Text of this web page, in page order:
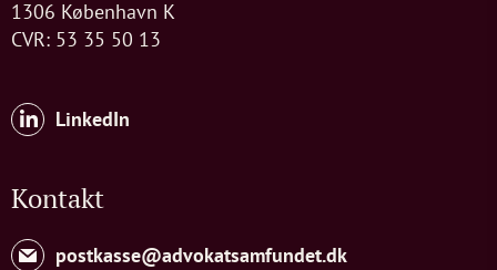
1306 København K
CVR: 53 35 50 13
LinkedIn
Kontakt
postkasse@advokatsamfundet.dk